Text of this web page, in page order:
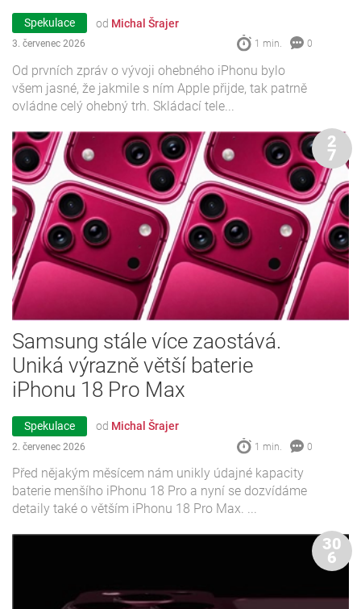
Spekulace od Michal Šrajer
3. červenec 2026 1 min. 0
Od prvních zpráv o vývoji ohebného iPhonu bylo
všem jasné, že jakmile s ním Apple přijde, tak patrně
ovládne celý ohebný trh. Skládací tele...
Samsung stále více zaostává.
Uniká výrazně větší baterie
iPhonu 18 Pro Max
Spekulace od Michal Šrajer
2. červenec 2026 1 min. 0
Před nějakým měsícem nám unikly údajné kapacity
baterie menšího iPhonu 18 Pro a nyní se dozvídáme
detaily také o větším iPhonu 18 Pro Max. ...
2
7
30
6